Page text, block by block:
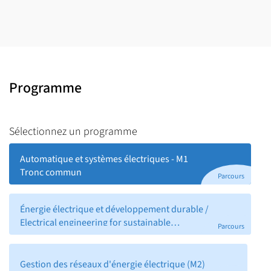
BCC - Transférer les méthodes aux applications réelles /
Transferring methods to real-world applications
Programme
Sélectionnez un programme
Automatique et systèmes électriques - M1
Tronc commun
Parcours
Énergie électrique et développement durable /
Electrical engineering for sustainable
development (M2)
Parcours
Gestion des réseaux d'énergie électrique (M2)